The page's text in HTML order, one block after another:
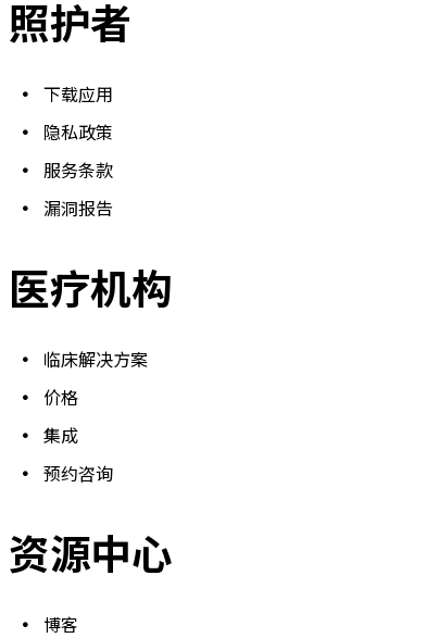
照护者
下载应用
隐私政策
服务条款
漏洞报告
医疗机构
临床解决方案
价格
集成
预约咨询
资源中心
博客